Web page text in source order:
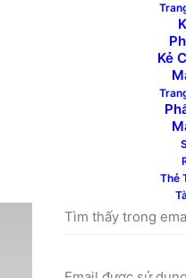
Kẻ
Thẻ
Order
Để theo dõi đơn
hàng của bạn vào ô
"Theo dõi". Mã này
trên biên nhận và